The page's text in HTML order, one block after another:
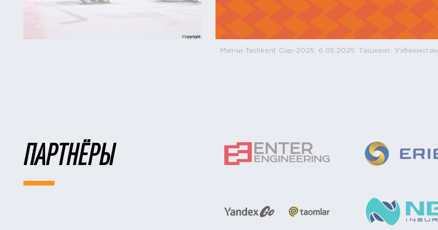
Матчи Tashkent Cup-2025. 6.05.2025. Ташкент, Узбекистан
ПАРТНЁРЫ